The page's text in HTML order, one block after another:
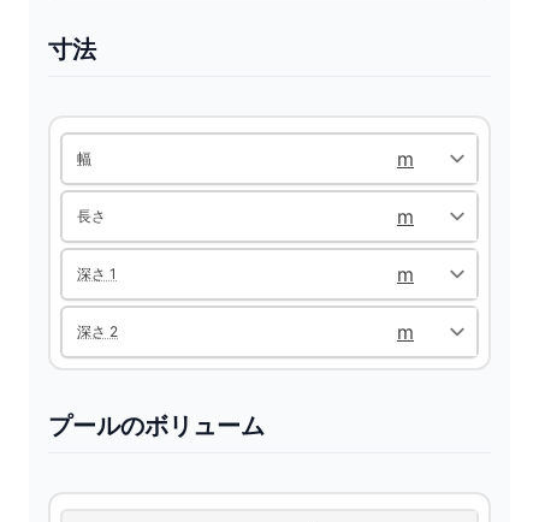
寸法
幅
長さ
深さ 1
深さ 2
プールのボリューム